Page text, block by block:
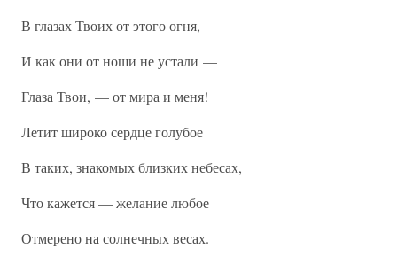
В глазах Твоих от этого огня,
И как они от ноши не устали —
Глаза Твои, — от мира и меня!
Летит широко сердце голубое
В таких, знакомых близких небесах,
Что кажется — желание любое
Отмерено на солнечных весах.